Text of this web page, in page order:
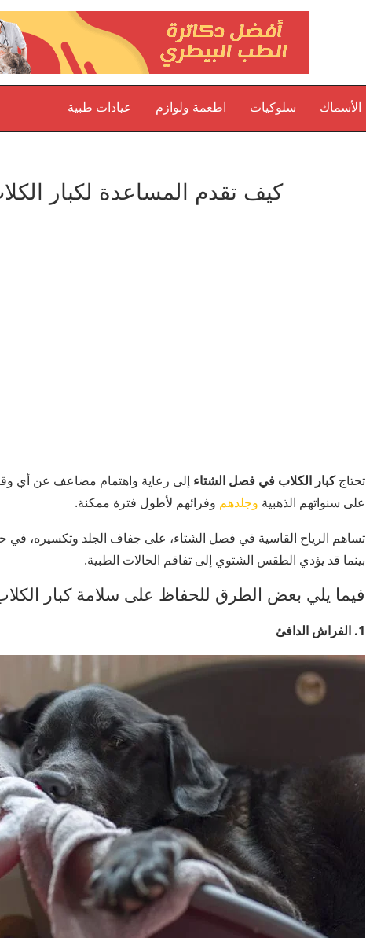
الأسماك سلوكيات اطعمة ولوازم عيادات طبية
كيف تقدم المساعدة لكبار
تحتاجكبار الكلاب في فصل الشتاء إلى رعاية واهتمام مضاعف عن أي
على سنواتهم الذهبية وجلدهم وفرائهم لأطول فترة ممكنة.
تساهم الرياح القاسية في فصل الشتاء، على جفاف الجلد وتكسيره، في
بينما قد يؤدي الطقس الشتوي إلى تفاقم الحالات الطبية.
فيما يلي بعض الطرق للحفاظ على سلامة كبار
1. الفراش الدافئ